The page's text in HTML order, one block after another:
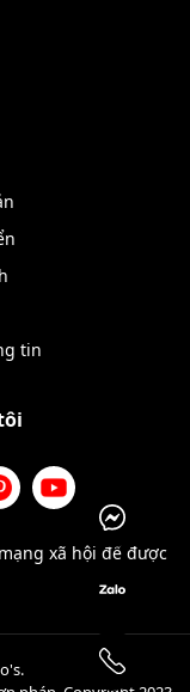
tin
xã hội để được